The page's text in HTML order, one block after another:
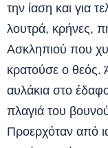
την ίαση και για
λουτρά, κρήνες,
Ασκληπιού που
κρατούσε ο θεός.
αυλάκια στο
πλαγιά του
Προερχόταν από